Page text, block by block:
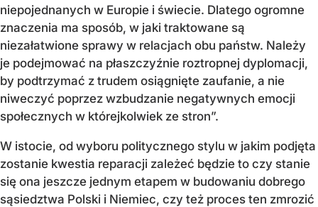
niepojednanych w Europie i świecie. Dlatego ogromne
znaczenia ma sposób, w jaki traktowane są
niezałatwione sprawy w relacjach obu państw. Należy
je podejmować na płaszczyźnie roztropnej dyplomacji,
by podtrzymać z trudem osiągnięte zaufanie, a nie
niweczyć poprzez wzbudzanie negatywnych emocji
społecznych w którejkolwiek ze stron”.
W istocie, od wyboru politycznego stylu w jakim podjęta
zostanie kwestia reparacji zależeć będzie to czy stanie
się ona jeszcze jednym etapem w budowaniu dobrego
sąsiedztwa Polski i Niemiec, czy też proces ten zmrozić